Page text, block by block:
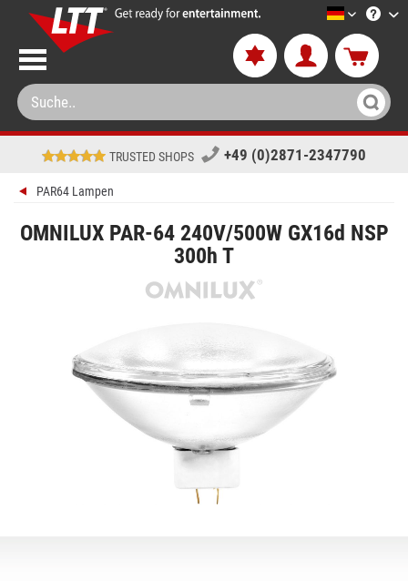
LTT-
TRUSTED SHOPS +49 (0)2871-2347790
PAR64 Lampen
OMNILUX PAR-64 240V/500W GX16d NSP
300h T